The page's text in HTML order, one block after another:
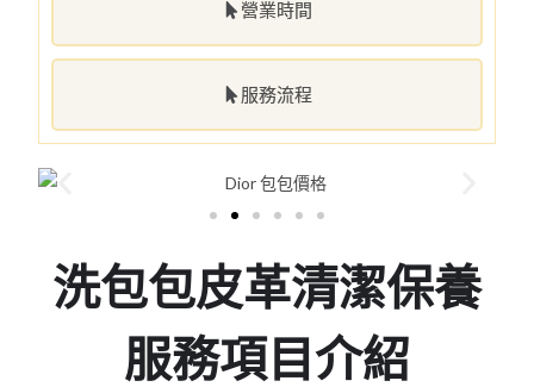
營業時間
服務流程
洗包包皮革清潔保養
服務項目介紹